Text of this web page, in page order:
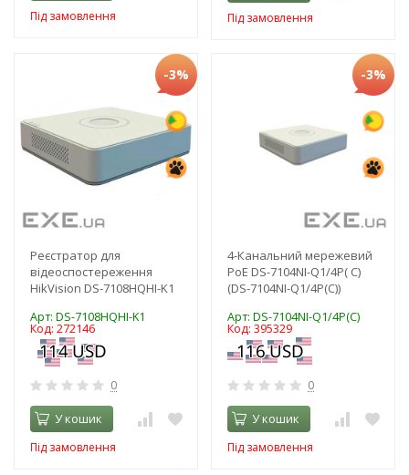
Під замовлення Під замовлення
-3%
Реєстратор для
відеоспостереження
HikVision DS-7108HQHI-K1
Арт: DS-7108HQHI-K1
Код: 272146
0
У кошик
Під замовлення
-3%
4-Канальний мережевий
PoE DS-7104NI-Q1/4P( C)
(DS-7104NI-Q1/4P(C))
Арт: DS-7104NI-Q1/4P(C)
Код: 395329
0
У кошик
Під замовлення